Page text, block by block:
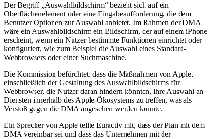
Der Begriff „Auswahlbildschirm“ bezieht sich auf ein
Oberflächenelement oder eine Eingabeaufforderung, die dem
Benutzer Optionen zur Auswahl anbietet. Im Rahmen der DMA
wäre ein Auswahlbildschirm ein Bildschirm, der auf einem iPhone
erscheint, wenn ein Nutzer bestimmte Funktionen einrichtet oder
konfiguriert, wie zum Beispiel die Auswahl eines Standard-
Webbrowsers oder einer Suchmaschine.
Die Kommission befürchtet, dass die Maßnahmen von Apple,
einschließlich der Gestaltung des Auswahlbildschirms für
Webbrowser, die Nutzer daran hindern könnten, ihre Auswahl an
Diensten innerhalb des Apple-Ökosystems zu treffen, was als
Verstoß gegen die DMA angesehen werden könnte.
Ein Sprecher von Apple teilte Euractiv mit, dass der Plan mit dem
DMA vereinbar sei und dass das Unternehmen mit der